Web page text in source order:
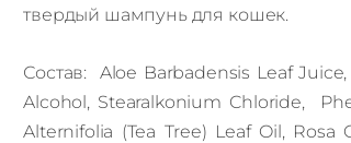
твердый шампунь для кошек.
Состав: Aloe Barbadensis Leaf
Alcohol, Stearalkonium Chloride,
Alternifolia (Tea Tree) Leaf Oil,